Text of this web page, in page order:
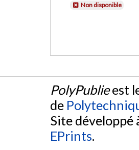
Non disponible
PolyPublieest
de
Site développé
EPrints.